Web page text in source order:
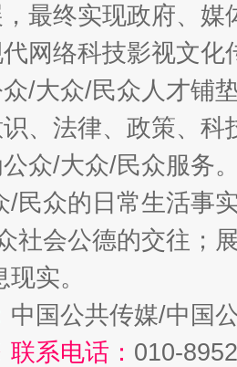
最终实现政府、
网络科技影视文
/大众/民众人才铺
、法律、政策、
众/大众/民众服务
/民众的日常生活事
社会公德的交往；
实。
中国公共传媒/中国
系电话： 010-